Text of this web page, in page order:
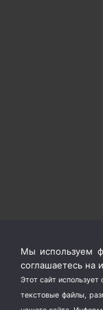
Мы используем
соглашаетесь на
Этот сайт
текстовые файлы,